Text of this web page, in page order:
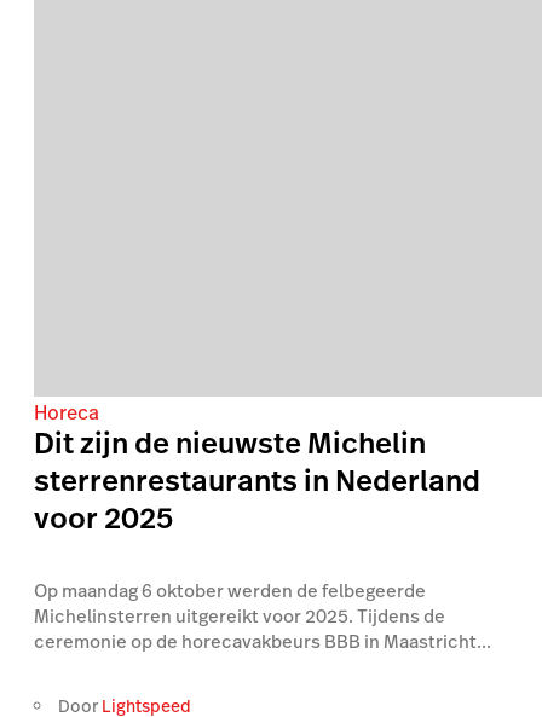
Horeca
Dit zijn de nieuwste Michelin
sterrenrestaurants in Nederland
voor 2025
Op maandag 6 oktober werden de felbegeerde
Michelinsterren uitgereikt voor 2025. Tijdens de
ceremonie op de horecavakbeurs BBB in Maastricht...
Door Lightspeed